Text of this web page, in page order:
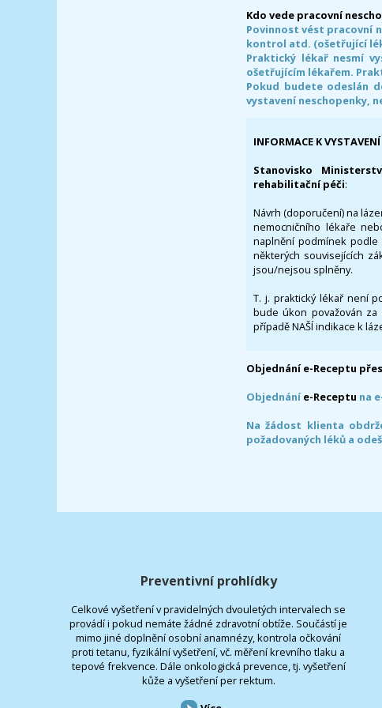
Kdo vede pracovní
Povinnost vést pracovní
kontrol atd. (ošetřující
Praktický lékař nesmí
ošetřujícím lékařem.
Pokud budete odeslán
vystavení neschopenky,
INFORMACE K
Stanovisko
rehabilitační péči:
Návrh (doporučení) na
nemocničního lékaře
naplnění podmínek
některých souvisejících
jsou/nejsou splněny.
T. j. praktický lékař není
bude úkon považován
případě NAŠÍ indikace k
Objednání e-Receptu
Objednáníe-Receptu na
Na žádost klienta
požadovaných léků a
Preventivní prohlídky
Celkové vyšetření v pravidelných dvouletých intervalech se
provádí i pokud nemáte žádné zdravotní obtíže. Součástí je
mimo jiné doplnění osobní anamnézy, kontrola očkování
proti tetanu, fyzikální vyšetření, vč. měření krevního tlaku a
tepové frekvence. Dále onkologická prevence, tj. vyšetření
kůže a vyšetření per rektum.